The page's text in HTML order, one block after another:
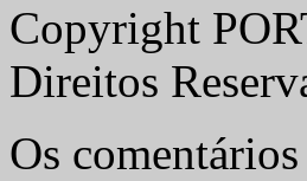
Copyright
Direitos
Os